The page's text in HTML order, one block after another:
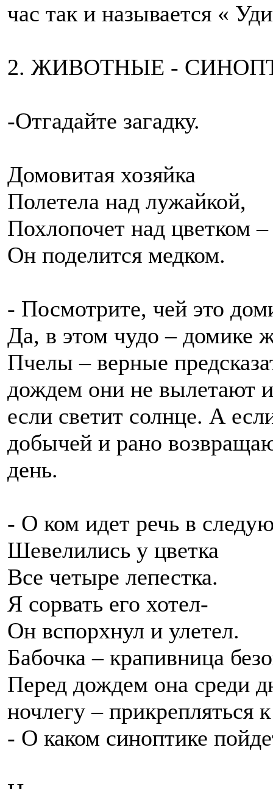
час так и называется «
2. ЖИВОТНЫЕ -
-Отгадайте загадку.
Домовитая хозяйка
Полетела над лужайкой,
Похлопочет над цветком –
Он поделится медком.
- Посмотрите, чей это
Да, в этом чудо – домике
Пчелы – верные
дождем они не вылетают
если светит солнце. А
добычей и рано
день.
- О ком идет речь в
Шевелились у цветка
Все четыре лепестка.
Я сорвать его хотел-
Он вспорхнул и улетел.
Бабочка – крапивница
Перед дождем она среди
ночлегу – прикрепляться
- О каком синоптике